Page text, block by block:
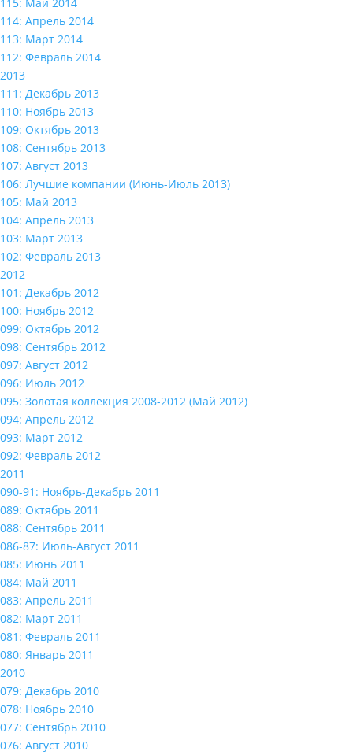
114: Апрель 2014
113: Март 2014
112: Февраль 2014
2013
111: Декабрь 2013
110: Ноябрь 2013
109: Октябрь 2013
108: Сентябрь 2013
107: Август 2013
106: Лучшие компании (Июнь-Июль 2013)
105: Май 2013
104: Апрель 2013
103: Март 2013
102: Февраль 2013
2012
101: Декабрь 2012
100: Ноябрь 2012
099: Октябрь 2012
098: Сентябрь 2012
097: Август 2012
096: Июль 2012
095: Золотая коллекция 2008-2012 (Май 2012)
094: Апрель 2012
093: Март 2012
092: Февраль 2012
2011
090-91: Ноябрь-Декабрь 2011
089: Октябрь 2011
088: Сентябрь 2011
086-87: Июль-Август 2011
085: Июнь 2011
084: Май 2011
083: Апрель 2011
082: Март 2011
081: Февраль 2011
080: Январь 2011
2010
079: Декабрь 2010
078: Ноябрь 2010
077: Сентябрь 2010
076: Август 2010